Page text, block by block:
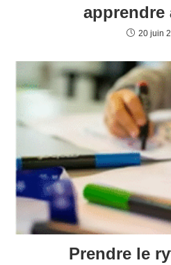
apprendre
20 juin
Prendre le